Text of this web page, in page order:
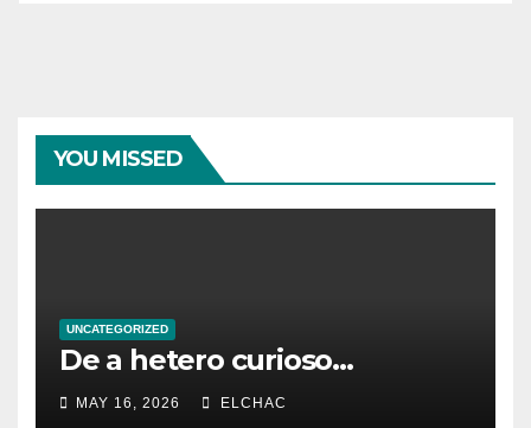
YOU MISSED
UNCATEGORIZED
De a hetero curioso…
MAY 16, 2026 ELCHAC